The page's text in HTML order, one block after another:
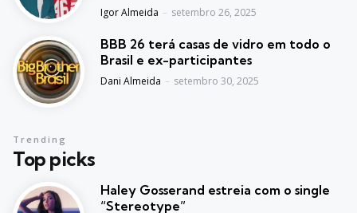
Posted
Igor Almeida setembro 26, 2025
BBB 26 terá casas de vidro em todo o
Brasil e ex-participantes
Posted
Dani Almeida setembro 30, 2025
Top picks
Trending
Haley Gosserand estreia com o single
“Stereotype”